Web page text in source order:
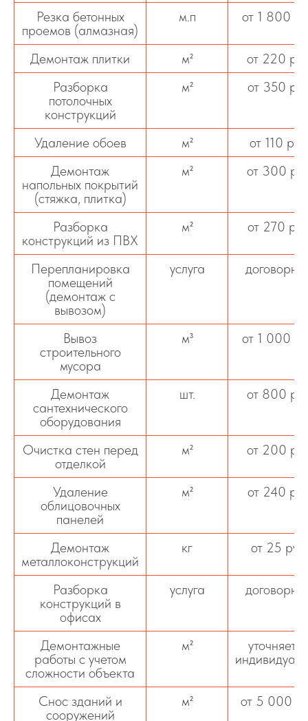
Резка бетонных
проемов (алмазная)
м.п от 1 800
Демонтаж плитки м²
от 220
Разборка
потолочных
конструкций
м² от 350
Удаление обоев м²
от 110 руб
Демонтаж
напольных покрытий
(стяжка, плитка)
м² от 300
Разборка
конструкций из ПВХ
м² от 270 руб
Перепланировка
помещений
(демонтаж с
вывозом)
услуга
Вывоз
строительного
мусора
м³ от 1 000
Демонтаж
сантехнического
оборудования
шт. от 800
Очистка стен перед
отделкой
м² от 200
Удаление
облицовочных
панелей
м² от 240
Демонтаж
металлоконструкций
кг от 25 руб
Разборка
конструкций в
офисах
услуга
Демонтажные
работы с учетом
сложности объекта
м²
уточняется
Снос зданий и
сооружений
м² от 5 000